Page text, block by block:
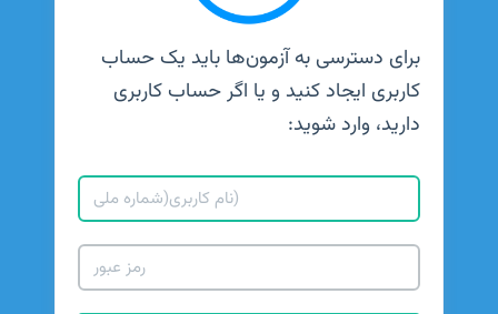
برای دسترسی به آزمون‌ها باید یک حساب
کاربری ایجاد کنید و یا اگر حساب کاربری
دارید، وارد شوید: